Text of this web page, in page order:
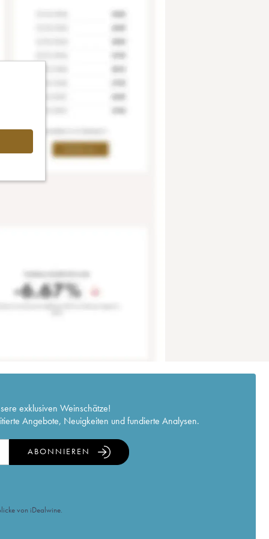
exklusiven Weinschätze!
Angebote, Neuigkeiten und fundierte Analysen.
ABONNIEREN
von iDealwine.